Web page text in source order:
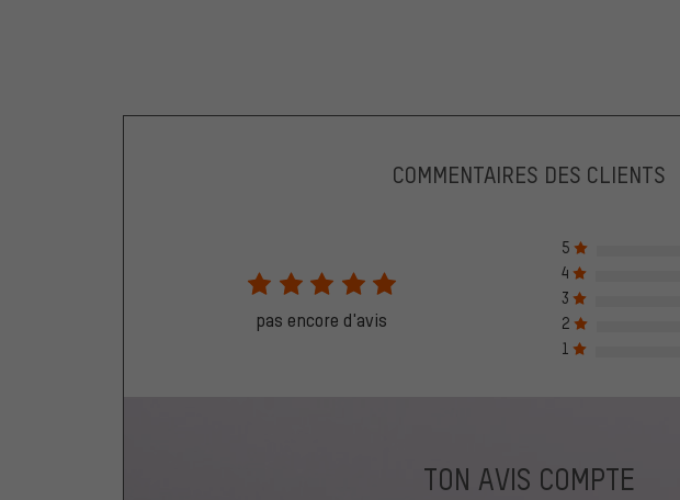
COMMENTAIRES DES CLIENTS
pas encore d'avis
5
4
3
2
1
TON AVIS COMPTE